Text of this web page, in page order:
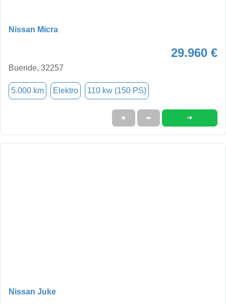
Nissan Micra
29.960 €
Buende, 32257
5.000 km Elektro 110 kw (150 PS)
★ ➦ ➜
Nissan Juke